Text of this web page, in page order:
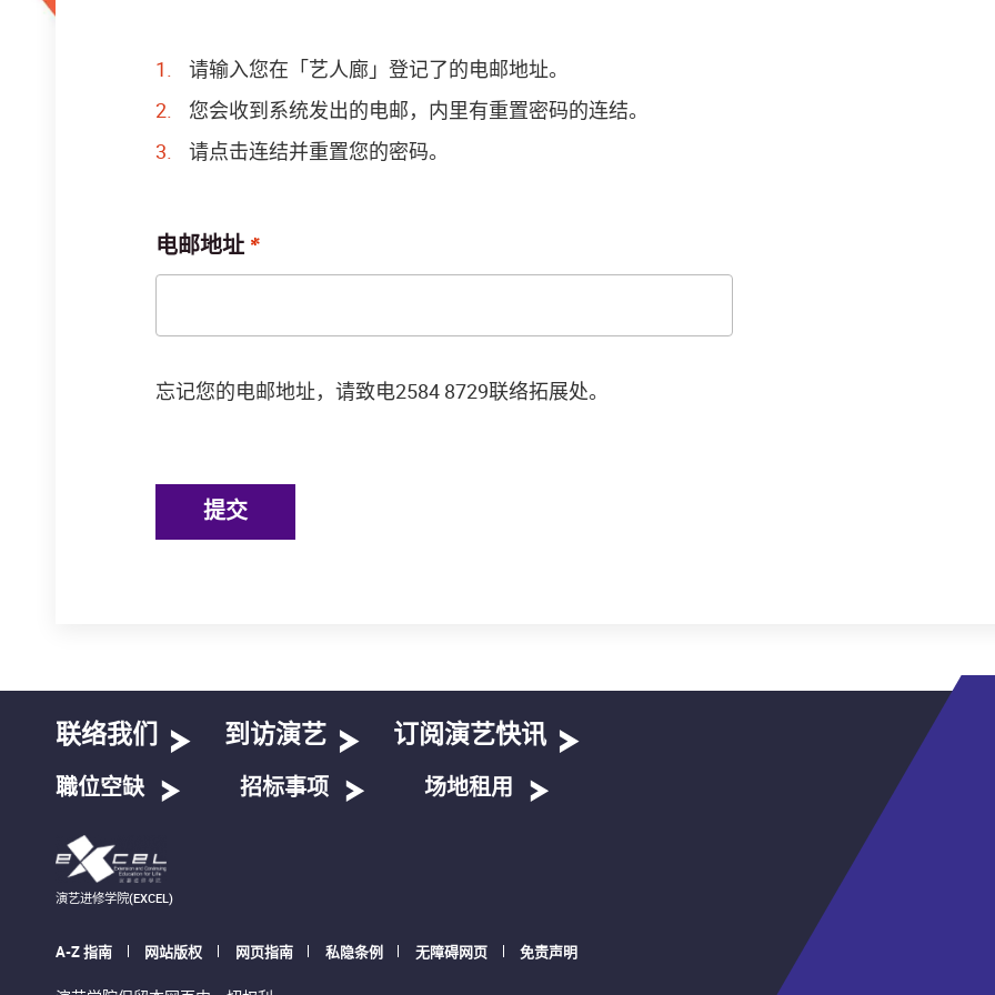
请输入您在「艺人廊」登记了的电邮地址。
您会收到系统发出的电邮，内里有重置密码的连结。
请点击连结并重置您的密码。
电邮地址
忘记您的电邮地址，请致电2584 8729联络拓展处。
提交
联络我们 到访演艺 订阅演艺快讯
職位空缺 招标事项 场地租用
演艺进修学院(EXCEL)
A-Z 指南 网站版权 网页指南 私隐条例 无障碍网页 免责声明